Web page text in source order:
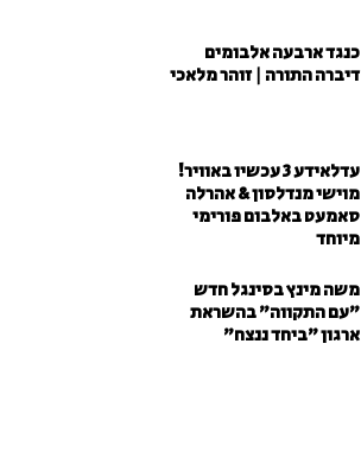
כנגד ארבעה אלבומים
דיברה התורה | זוהר מלאכי
עדלאידע 3 עכשיו באוויר!
מוישי מנדלסון & אהרלה
סאמעט באלבום פורימי
מיוחד
משה מינץ בסינגל חדש
״עם התקווה״ בהשראת
ארגון "ביחד ננצח"